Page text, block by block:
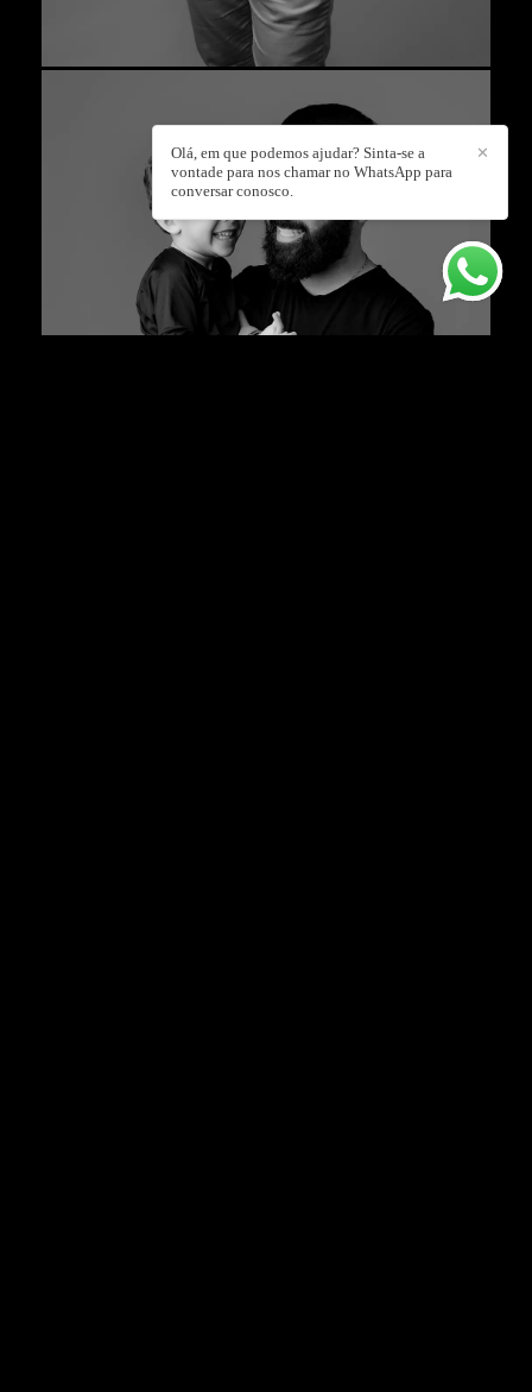
✕
Olá, em que podemos ajudar? Sinta-se a
vontade para nos chamar no WhatsApp para
conversar conosco.